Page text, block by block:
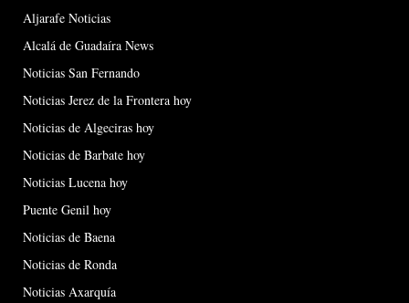
Aljarafe Noticias
Alcalá de Guadaíra News
Noticias San Fernando
Noticias Jerez de la Frontera hoy
Noticias de Algeciras hoy
Noticias de Barbate hoy
Noticias Lucena hoy
Puente Genil hoy
Noticias de Baena
Noticias de Ronda
Noticias Axarquía